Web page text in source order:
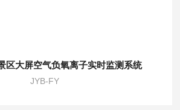
区大屏空气负氧离子实时监测系统
JYB-FY